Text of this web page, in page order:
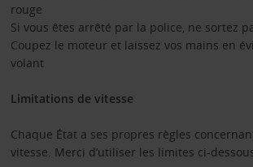
rouge
Si vous êtes arrêté par la police, ne sortez
Coupez le moteur et laissez vos mains en
volant
Limitations de vitesse
Chaque État a ses propres règles
vitesse. Merci d’utiliser les limites ci-